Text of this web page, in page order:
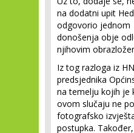
na dodatni upit
odgovorio jednom
donošenja obje
njihovim
Iz tog razloga iz
predsjednika
na temelju kojih je
ovom slučaju ne
fotografsko
postupka.